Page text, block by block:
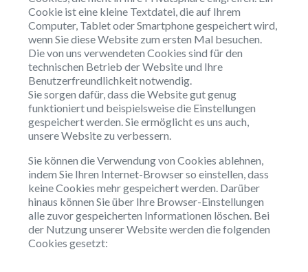
Cookie ist eine kleine Textdatei, die auf Ihrem
Computer, Tablet oder Smartphone gespeichert wird,
wenn Sie diese Website zum ersten Mal besuchen.
Die von uns verwendeten Cookies sind für den
technischen Betrieb der Website und Ihre
Benutzerfreundlichkeit notwendig.
Sie sorgen dafür, dass die Website gut genug
funktioniert und beispielsweise die Einstellungen
gespeichert werden. Sie ermöglicht es uns auch,
unsere Website zu verbessern.
Sie können die Verwendung von Cookies ablehnen,
indem Sie Ihren Internet-Browser so einstellen, dass
keine Cookies mehr gespeichert werden. Darüber
hinaus können Sie über Ihre Browser-Einstellungen
alle zuvor gespeicherten Informationen löschen. Bei
der Nutzung unserer Website werden die folgenden
Cookies gesetzt: